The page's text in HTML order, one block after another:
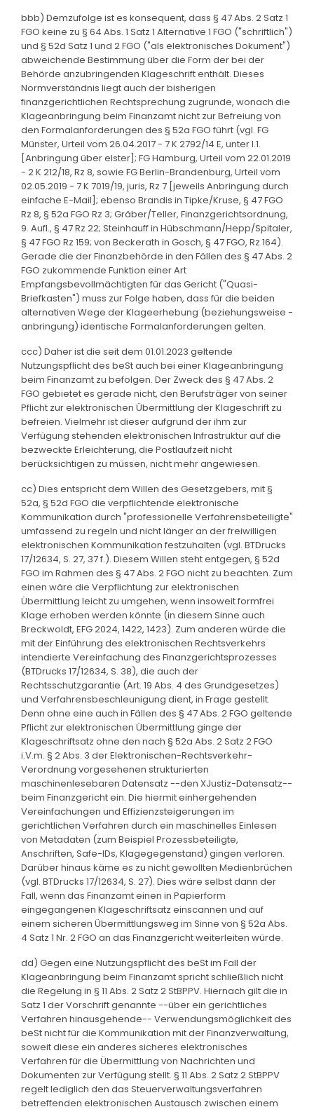
bbb) Demzufolge ist es konsequent, dass § 47 Abs. 2 Satz 1
FGO keine zu § 64 Abs. 1 Satz 1 Alternative 1 FGO ("schriftlich")
und § 52d Satz 1 und 2 FGO ("als elektronisches Dokument")
abweichende Bestimmung über die Form der bei der
Behörde anzubringenden Klageschrift enthält. Dieses
Normverständnis liegt auch der bisherigen
finanzgerichtlichen Rechtsprechung zugrunde, wonach die
Klageanbringung beim Finanzamt nicht zur Befreiung von
den Formalanforderungen des § 52a FGO führt (vgl. FG
Münster, Urteil vom 26.04.2017 - 7 K 2792/14 E, unter I.1.
[Anbringung über elster]; FG Hamburg, Urteil vom 22.01.2019
- 2 K 212/18, Rz 8, sowie FG Berlin-Brandenburg, Urteil vom
02.05.2019 - 7 K 7019/19, juris, Rz 7 [jeweils Anbringung durch
einfache E-Mail]; ebenso Brandis in Tipke/Kruse, § 47 FGO
Rz 8, § 52a FGO Rz 3; Gräber/Teller, Finanzgerichtsordnung,
9. Aufl., § 47 Rz 22; Steinhauff in Hübschmann/Hepp/Spitaler,
§ 47 FGO Rz 159; von Beckerath in Gosch, § 47 FGO, Rz 164).
Gerade die der Finanzbehörde in den Fällen des § 47 Abs. 2
FGO zukommende Funktion einer Art
Empfangsbevollmächtigten für das Gericht ("Quasi-
Briefkasten") muss zur Folge haben, dass für die beiden
alternativen Wege der Klageerhebung (beziehungsweise -
anbringung) identische Formalanforderungen gelten.
ccc) Daher ist die seit dem 01.01.2023 geltende
Nutzungspflicht des beSt auch bei einer Klageanbringung
beim Finanzamt zu befolgen. Der Zweck des § 47 Abs. 2
FGO gebietet es gerade nicht, den Berufsträger von seiner
Pflicht zur elektronischen Übermittlung der Klageschrift zu
befreien. Vielmehr ist dieser aufgrund der ihm zur
Verfügung stehenden elektronischen Infrastruktur auf die
bezweckte Erleichterung, die Postlaufzeit nicht
berücksichtigen zu müssen, nicht mehr angewiesen.
cc) Dies entspricht dem Willen des Gesetzgebers, mit §
52a, § 52d FGO die verpflichtende elektronische
Kommunikation durch "professionelle Verfahrensbeteiligte"
umfassend zu regeln und nicht länger an der freiwilligen
elektronischen Kommunikation festzuhalten (vgl. BTDrucks
17/12634, S. 27, 37 f.). Diesem Willen steht entgegen, § 52d
FGO im Rahmen des § 47 Abs. 2 FGO nicht zu beachten. Zum
einen wäre die Verpflichtung zur elektronischen
Übermittlung leicht zu umgehen, wenn insoweit formfrei
Klage erhoben werden könnte (in diesem Sinne auch
Breckwoldt, EFG 2024, 1422, 1423). Zum anderen würde die
mit der Einführung des elektronischen Rechtsverkehrs
intendierte Vereinfachung des Finanzgerichtsprozesses
(BTDrucks 17/12634, S. 38), die auch der
Rechtsschutzgarantie (Art. 19 Abs. 4 des Grundgesetzes)
und Verfahrensbeschleunigung dient, in Frage gestellt.
Denn ohne eine auch in Fällen des § 47 Abs. 2 FGO geltende
Pflicht zur elektronischen Übermittlung ginge der
Klageschriftsatz ohne den nach § 52a Abs. 2 Satz 2 FGO
i.V.m. § 2 Abs. 3 der Elektronischen-Rechtsverkehr-
Verordnung vorgesehenen strukturierten
maschinenlesebaren Datensatz --den XJustiz-Datensatz--
beim Finanzgericht ein. Die hiermit einhergehenden
Vereinfachungen und Effizienzsteigerungen im
gerichtlichen Verfahren durch ein maschinelles Einlesen
von Metadaten (zum Beispiel Prozessbeteiligte,
Anschriften, Safe-IDs, Klagegegenstand) gingen verloren.
Darüber hinaus käme es zu nicht gewollten Medienbrüchen
(vgl. BTDrucks 17/12634, S. 27). Dies wäre selbst dann der
Fall, wenn das Finanzamt einen in Papierform
eingegangenen Klageschriftsatz einscannen und auf
einem sicheren Übermittlungsweg im Sinne von § 52a Abs.
4 Satz 1 Nr. 2 FGO an das Finanzgericht weiterleiten würde.
dd) Gegen eine Nutzungspflicht des beSt im Fall der
Klageanbringung beim Finanzamt spricht schließlich nicht
die Regelung in § 11 Abs. 2 Satz 2 StBPPV. Hiernach gilt die in
Satz 1 der Vorschrift genannte --über ein gerichtliches
Verfahren hinausgehende-- Verwendungsmöglichkeit des
beSt nicht für die Kommunikation mit der Finanzverwaltung,
soweit diese ein anderes sicheres elektronisches
Verfahren für die Übermittlung von Nachrichten und
Dokumenten zur Verfügung stellt. § 11 Abs. 2 Satz 2 StBPPV
regelt lediglich den das Steuerverwaltungsverfahren
betreffenden elektronischen Austausch zwischen einem